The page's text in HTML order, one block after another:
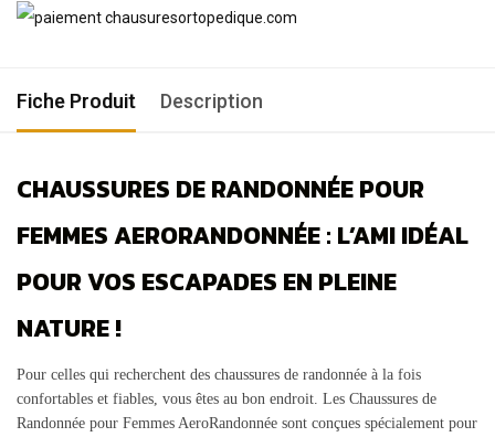
Fiche Produit Description
CHAUSSURES DE RANDONNÉE POUR
FEMMES AERORANDONNÉE : L’AMI IDÉAL
POUR VOS ESCAPADES EN PLEINE
NATURE !
Pour celles qui recherchent des chaussures de randonnée à la fois
confortables et fiables, vous êtes au bon endroit. Les Chaussures de
Randonnée pour Femmes AeroRandonnée sont conçues spécialement pour